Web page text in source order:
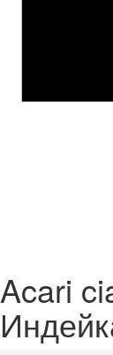
Acari